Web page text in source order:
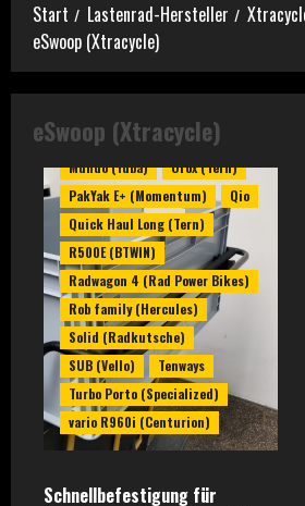
Start Lastenrad-Hersteller
eSwoop (Xtracycle)
eSwoop (Xtracycle)
Modell C (Carlos)
Multi (Veloe)
Multitinker (Riese und Müller)
Mundo (Yuba)
Orox (Tern)
PakYak E+ (Momentum)
Qio
Quick Haul Long (Tern)
R500E (BTWIN)
Radwagon 4 (Rad Power Bikes)
Rob family (Hercules)
Solid (Radkutsche)
SUB (Vello)
Tenways
Turbo Porto (Specialized)
vario R960i (Centurion)
Schnellbefestigung für